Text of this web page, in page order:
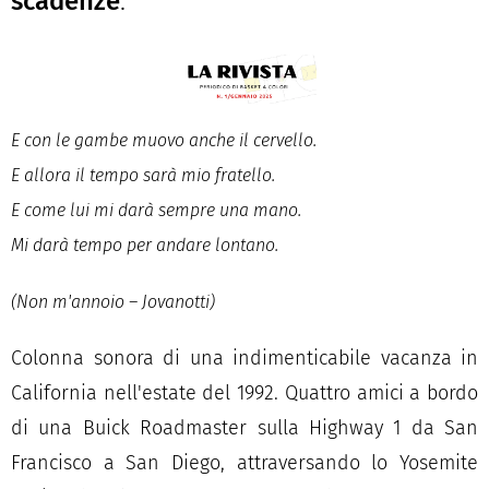
E con le gambe muovo anche il cervello.
E allora il tempo sarà mio fratello.
E come lui mi darà sempre una mano.
Mi darà tempo per andare lontano.
(Non m'annoio – Jovanotti)
Colonna sonora di una indimenticabile vacanza in
California nell'estate del 1992. Quattro amici a bordo
di una Buick Roadmaster sulla Highway 1 da San
Francisco a San Diego, attraversando lo Yosemite